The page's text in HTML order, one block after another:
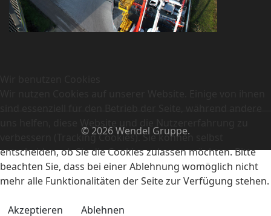
© 2026 Wendel Gruppe.
verbessern (Tracking Cookies). Sie können selbst
entscheiden, ob Sie die Cookies zulassen möchten. Bitte
beachten Sie, dass bei einer Ablehnung womöglich nicht
mehr alle Funktionalitäten der Seite zur Verfügung stehen.
Akzeptieren Ablehnen